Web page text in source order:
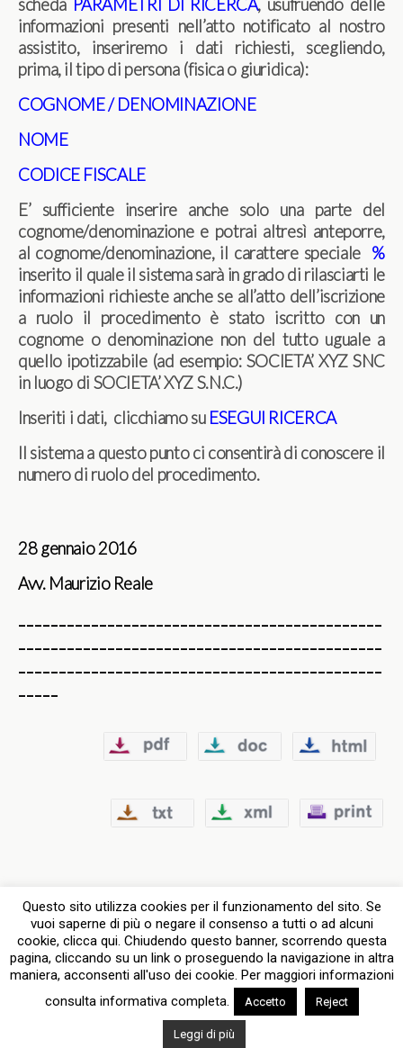
scheda PARAMETRI DI RICERCA, usufruendo delle
informazioni presenti nell’atto notificato al nostro
assistito, inseriremo i dati richiesti, scegliendo,
prima, il tipo di persona (fisica o giuridica):
COGNOME / DENOMINAZIONE
NOME
CODICE FISCALE
E’ sufficiente inserire anche solo una parte del
cognome/denominazione e potrai altresì anteporre,
al cognome/denominazione, il carattere speciale %
inserito il quale il sistema sarà in grado di rilasciarti le
informazioni richieste anche se all’atto dell’iscrizione
a ruolo il procedimento è stato iscritto con un
cognome o denominazione non del tutto uguale a
quello ipotizzabile (ad esempio: SOCIETA’ XYZ SNC
in luogo di SOCIETA’ XYZ S.N.C.)
Inseriti i dati, clicchiamo su ESEGUI RICERCA
Il sistema a questo punto ci consentirà di conoscere il
numero di ruolo del procedimento.
28 gennaio 2016
Avv. Maurizio Reale
Torna su
Dispositivo Portatile Pc Desktop
Questo sito utilizza cookies per il funzionamento del sito. Se
vuoi saperne di più o negare il consenso a tutti o ad alcuni
cookie, clicca qui. Chiudendo questo banner, scorrendo questa
pagina, cliccando su un link o proseguendo la navigazione in altra
maniera, acconsenti all'uso dei cookie. Per maggiori informazioni
consulta informativa completa.
Accetto Reject
Leggi di più